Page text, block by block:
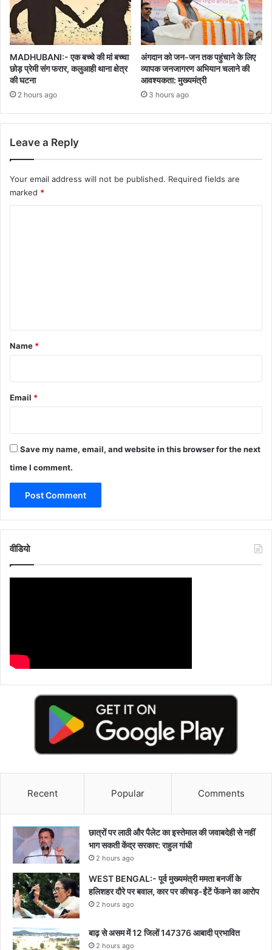
MADHUBANI:- एक बच्चे की मां बच्चा
छोड़ प्रेमी संग फरार, कलुआही थाना क्षेत्र
की घटना
2 hours ago
अंगदान को जन-जन तक पहुंचाने के लिए
व्यापक जनजागरण अभियान चलाने की
आवश्यकता: मुख्यमंत्री
3 hours ago
Leave a Reply
Your email address will not be published. Required fields are
marked *
*
Name *
Email *
Save my name, email, and website in this browser for the next
time I comment.
वीडियो
Recent Popular Comments
छात्रों पर लाठी और पैलेट का इस्तेमाल की जवाबदेही से नहीं
भाग सकती केंद्र सरकार: राहुल गांधी
2 hours ago
WEST BENGAL:- पूर्व मुख्यमंत्री ममता बनर्जी के
हलिशहर दौरे पर बवाल, कार पर कीचड़-ईंटें फेंकने का आरोप
2 hours ago
बाढ़ से असम में 12 जिलों 147376 आबादी प्रभावित
2 hours ago